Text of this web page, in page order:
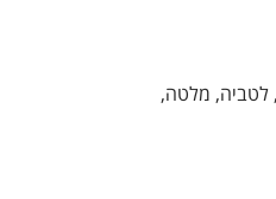
לטביה, מלטה,